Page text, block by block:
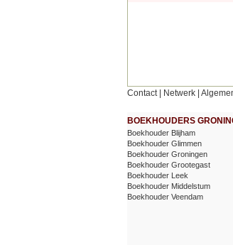
Contact| Netwerk|
BOEKHOUDERS
Boekhouder Blijham
Boekhouder Glimmen
Boekhouder Groningen
Boekhouder Grootegast
Boekhouder Leek
Boekhouder Middelstum
Boekhouder Veendam